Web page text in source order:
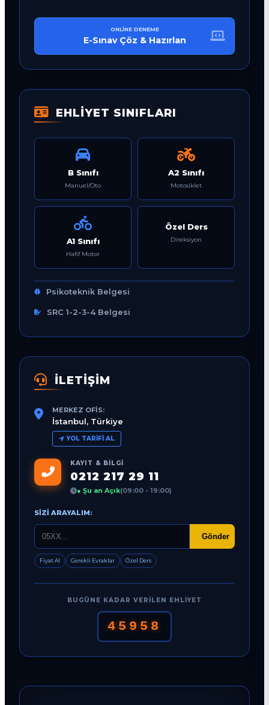
ONLINE DENEME
E-Sınav Çöz & Hazırlan
EHLİYET SINIFLARI
B Sınıfı
Manuel/Oto
A2 Sınıfı
Motosiklet
A1 Sınıfı
Hafif Motor
Özel Ders
Direksiyon
Psikoteknik Belgesi
SRC 1-2-3-4 Belgesi
İLETİŞİM
MERKEZ OFIS:
İstanbul, Türkiye
YOL TARIFI AL
KAYIT & BILGI
0212 217 29 11
● Şu an Açık(09:00 - 19:00)
SIZI ARAYALIM:
Gönder
Fiyat Al Gerekli Evraklar Özel Ders
BUGÜNE KADAR VERILEN EHLIYET
45958